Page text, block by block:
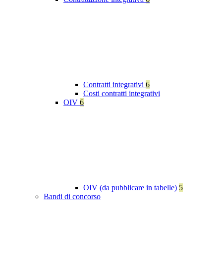
Contratti integrativi 6
Costi contratti integrativi
OIV 6
OIV (da pubblicare in tabelle) 5
Bandi di concorso